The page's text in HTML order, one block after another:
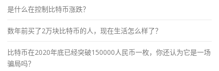
是什么在控制比特币涨跌？
数年前买了2万块比特币的人，现在生活怎么样了？
比特币在2020年底已经突破150000人民币一枚，你还认为它是一场
骗局吗？